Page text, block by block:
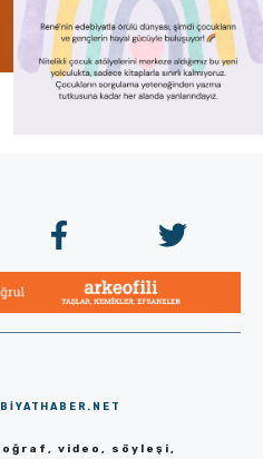
video, söyleşi,